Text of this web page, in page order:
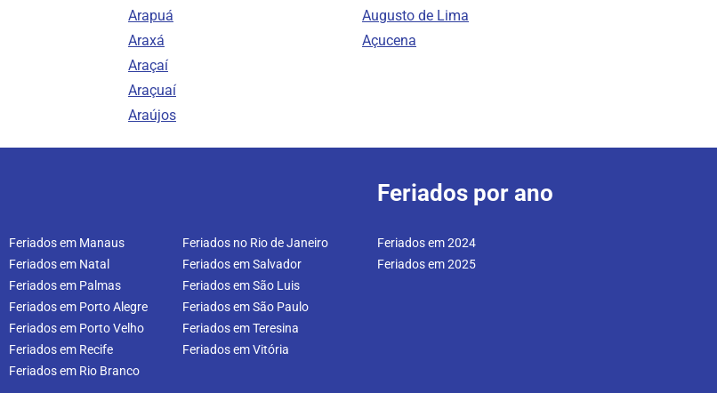
Arapuá
Araxá
Araçaí
Araçuaí
Araújos
Augusto de Lima
Açucena
Feriados em Manaus
Feriados em Natal
Feriados em Palmas
Feriados em Porto Alegre
Feriados em Porto Velho
Feriados em Recife
Feriados em Rio Branco
Feriados no Rio de Janeiro
Feriados em Salvador
Feriados em São Luis
Feriados em São Paulo
Feriados em Teresina
Feriados em Vitória
Feriados por ano
Feriados em 2024
Feriados em 2025